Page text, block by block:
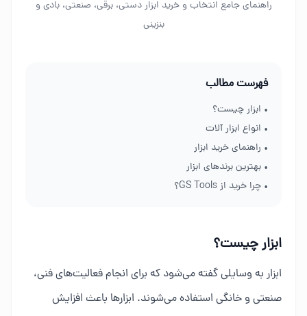
راهنمای جامع انتخاب و خرید ابزار دستی، برقی، صنعتی، بادی و
بنزینی
فهرست مطالب
• ابزار چیست؟
• انواع ابزار آلات
• راهنمای خرید ابزار
• بهترین برندهای ابزار
• چرا خرید از GS Tools؟
ابزار چیست؟
ابزار به وسایلی گفته می‌شود که برای انجام فعالیت‌های فنی،
صنعتی و خانگی استفاده می‌شوند. ابزارها باعث افزایش